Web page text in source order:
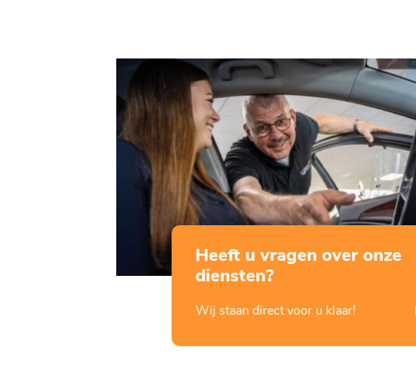
Heeft u vragen over onze
diensten?
Wij staan direct voor u klaar!